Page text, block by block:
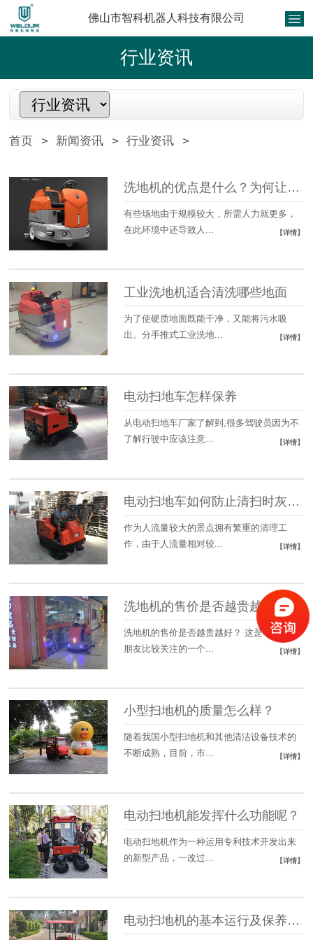
佛山市智科机器人科技有限公司
行业资讯
首页 > 新闻资讯 > 行业资讯 >
洗地机的优点是什么？为何让更多人使用
有些场地由于规模较大，所需人力就更多，
在此环境中还导致人...
【详情】
工业洗地机适合清洗哪些地面
为了使硬质地面既能干净，又能将污水吸
出。分手推式工业洗地...
【详情】
电动扫地车怎样保养
从电动扫地车厂家了解到,很多驾驶员因为不
了解行驶中应该注意...
【详情】
电动扫地车如何防止清扫时灰尘飞扬
作为人流量较大的景点拥有繁重的清理工
作，由于人流量相对较...
【详情】
洗地机的售价是否越贵越好？
洗地机的售价是否越贵越好？ 这是不少顾客
朋友比较关注的一个...
【详情】
小型扫地机的质量怎么样？
随着我国小型扫地机和其他清洁设备技术的
不断成熟，目前，市...
【详情】
电动扫地机能发挥什么功能呢？
电动扫地机作为一种运用专利技术开发出来
的新型产品，一改过...
【详情】
电动扫地机的基本运行及保养方法